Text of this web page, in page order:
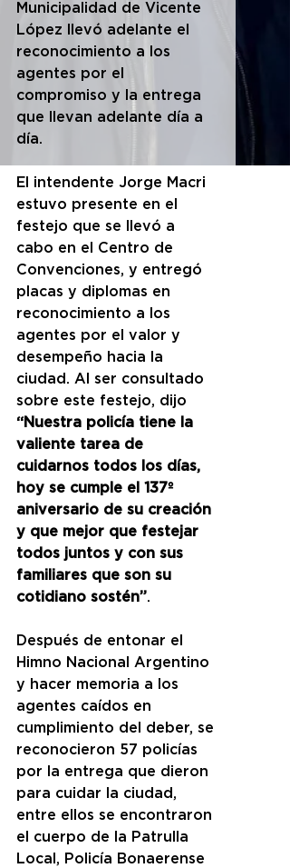
Municipalidad de Vicente
López llevó adelante el
reconocimiento a los
agentes por el
compromiso y la entrega
que llevan adelante día a
día.
El intendente Jorge Macri
estuvo presente en el
festejo que se llevó a
cabo en el Centro de
Convenciones, y entregó
placas y diplomas en
reconocimiento a los
agentes por el valor y
desempeño hacia la
ciudad. Al ser consultado
sobre este festejo, dijo
“Nuestra policía tiene la
valiente tarea de
cuidarnos todos los días,
hoy se cumple el 137º
aniversario de su creación
y que mejor que festejar
todos juntos y con sus
familiares que son su
cotidiano sostén”.
Después de entonar el
Himno Nacional Argentino
y hacer memoria a los
agentes caídos en
cumplimiento del deber, se
reconocieron 57 policías
por la entrega que dieron
para cuidar la ciudad,
entre ellos se encontraron
el cuerpo de la Patrulla
Local, Policía Bonaerense